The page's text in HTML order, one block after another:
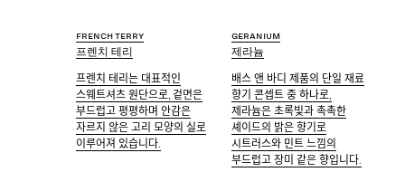
French terry
프렌치 테리
프렌치 테리는 대표적인
스웨트셔츠 원단으로, 겉면은
부드럽고 평평하며 안감은
자르지 않은 고리 모양의 실로
이루어져 있습니다.
Geranium
제라늄
배스 앤 바디 제품의 단일 재료
향기 콘셉트 중 하나로,
제라늄은 초록빛과 촉촉한
셰이드의 밝은 향기로
시트러스와 민트 느낌의
부드럽고 장미 같은 향입니다.